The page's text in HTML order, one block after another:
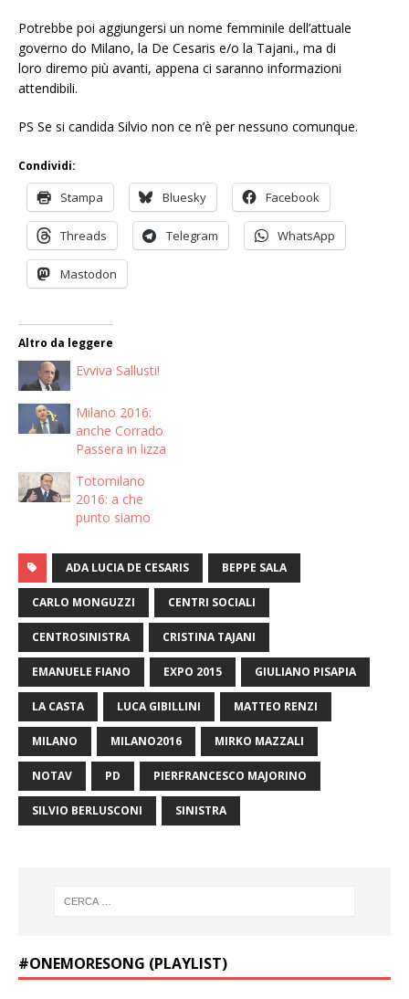
Potrebbe poi aggiungersi un nome femminile dell’attuale
governo do Milano, la De Cesaris e/o la Tajani., ma di
loro diremo più avanti, appena ci saranno informazioni
attendibili.
PS Se si candida Silvio non ce n’è per nessuno comunque.
Condividi:
Stampa Bluesky Facebook
Threads Telegram WhatsApp
Mastodon
Altro da leggere
Evviva Sallusti!
Milano 2016:
anche Corrado
Passera in lizza
Totomilano
2016: a che
punto siamo
ADA LUCIA DE CESARIS BEPPE SALA
CARLO MONGUZZI CENTRI SOCIALI
CENTROSINISTRA CRISTINA TAJANI
EMANUELE FIANO EXPO 2015 GIULIANO PISAPIA
LA CASTA LUCA GIBILLINI MATTEO RENZI
MILANO MILANO2016 MIRKO MAZZALI
NOTAV PD PIERFRANCESCO MAJORINO
SILVIO BERLUSCONI SINISTRA
#ONEMORESONG (PLAYLIST)